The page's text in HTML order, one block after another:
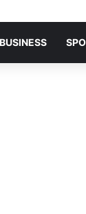
BUSINESS